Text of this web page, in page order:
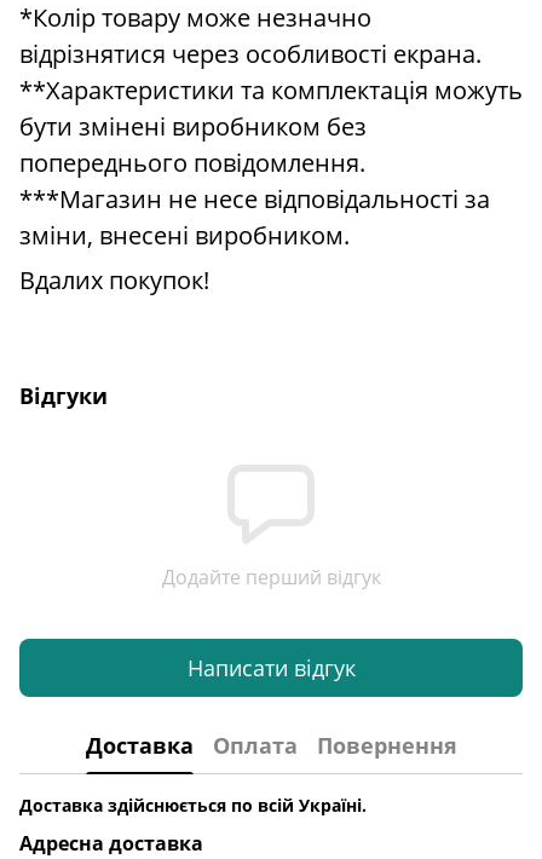
*Колір товару може незначно
відрізнятися через особливості екрана.
**Характеристики та комплектація можуть
бути змінені виробником без
попереднього повідомлення.
***Магазин не несе відповідальності за
зміни, внесені виробником.
Вдалих покупок!
Відгуки
Додайте перший відгук
Написати відгук
Доставка Оплата Повернення
Доставка здійснюється по всій Україні.
Адресна доставка